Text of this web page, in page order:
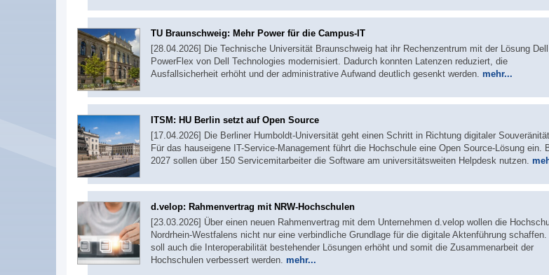
TU Braunschweig: Mehr Power für die Campus-IT
[28.04.2026] Die Technische Universität Braunschweig hat ihr Rechenzentrum mit der Lösung Dell
PowerFlex von Dell Technologies modernisiert. Dadurch konnten Latenzen reduziert, die
Ausfallsicherheit erhöht und der administrative Aufwand deutlich gesenkt werden. mehr...
ITSM: HU Berlin setzt auf Open Source
[17.04.2026] Die Berliner Humboldt-Universität geht einen Schritt in Richtung digitaler
Für das hauseigene IT-Service-Management führt die Hochschule eine Open Source-Lösung ein.
2027 sollen über 150 Servicemitarbeiter die Software am universitätsweiten Helpdesk nutzen.
d.velop: Rahmenvertrag mit NRW-Hochschulen
[23.03.2026] Über einen neuen Rahmenvertrag mit dem Unternehmen d.velop wollen die
Nordrhein-Westfalens nicht nur eine verbindliche Grundlage für die digitale Aktenführung schaffen.
soll auch die Interoperabilität bestehender Lösungen erhöht und somit die Zusammenarbeit der
Hochschulen verbessert werden. mehr...